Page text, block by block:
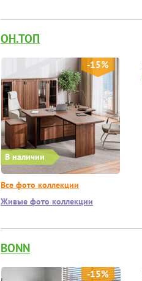
ОН.ТОП
В наличии
-15%
Все фото коллекции
Живые фото коллекции
BONN
-15%